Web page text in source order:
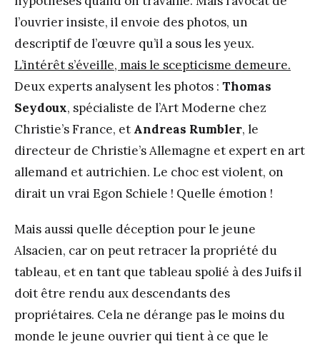
l’ouvrier insiste, il envoie des photos, un
descriptif de l’œuvre qu’il a sous les yeux.
L’intérêt s’éveille, mais le scepticisme demeure.
Deux experts analysent les photos : Thomas
Seydoux, spécialiste de l’Art Moderne chez
Christie’s France, et Andreas Rumbler, le
directeur de Christie’s Allemagne et expert en art
allemand et autrichien. Le choc est violent, on
dirait un vrai Egon Schiele ! Quelle émotion !
Mais aussi quelle déception pour le jeune
Alsacien, car on peut retracer la propriété du
tableau, et en tant que tableau spolié à des Juifs il
doit être rendu aux descendants des
propriétaires. Cela ne dérange pas le moins du
monde le jeune ouvrier qui tient à ce que le